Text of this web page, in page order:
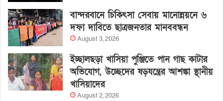
বান্দরবানে চিকিৎসা সেবায় মানোন্নয়নে ৬
দফা দাবিতে ছাত্রজনতার মানববন্ধন
August 3, 2026
ইচ্ছালছড়া খাসিয়া পুঞ্জিতে পান গাছ কাটার
অভিযোগ, উচ্ছেদের ষড়যন্ত্রের আশঙ্কা স্থানীয়
খাসিয়াদের
August 2, 2026